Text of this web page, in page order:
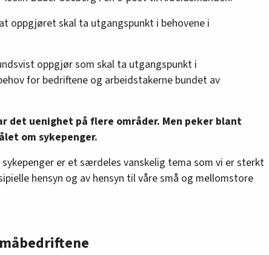
oppgjøret skal ta utgangspunkt i behovene i
oppgjør som skal ta utgangspunkt i
for bedriftene og arbeidstakerne bundet av
det uenighet på flere områder. Men peker blant
om sykepenger.
er et særdeles vanskelig tema som vi er sterkt
hensyn og av hensyn til våre små og mellomstore